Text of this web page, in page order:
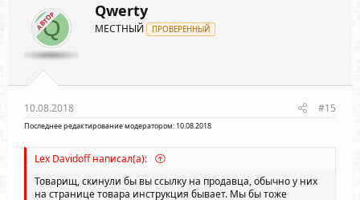
но теперь он перестал отключаться и прожигает все на
свете
что сделать помогите?!?
старый лазер работал корректно,но не хватало его
мощности
АВТОР
Q
Qwerty
МЕСТНЫЙ ПРОВЕРЕННЫЙ
10.08.2018 #15
Последнее редактирование модератором: 10.08.2018
Lex Davidoff написал(а):
Товарищ, скинули бы вы ссылку на продавца, обычно у них
на странице товара инструкция бывает. Мы бы тоже